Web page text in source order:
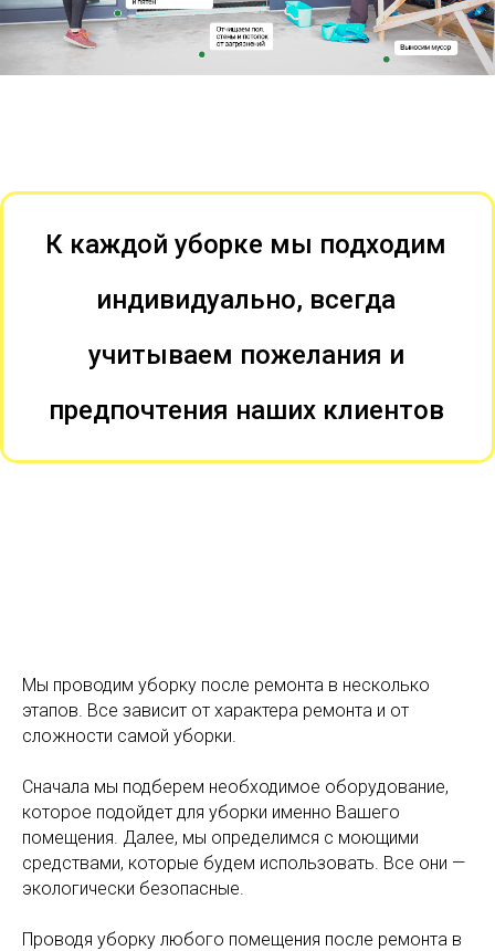
К каждой уборке мы подходим
индивидуально, всегда
учитываем пожелания и
предпочтения наших клиентов
Мы проводим уборку после ремонта в несколько
этапов. Все зависит от характера ремонта и от
сложности самой уборки.
Сначала мы подберем необходимое оборудование,
которое подойдет для уборки именно Вашего
помещения. Далее, мы определимся с моющими
средствами, которые будем использовать. Все они —
экологически безопасные.
Проводя уборку любого помещения после ремонта в